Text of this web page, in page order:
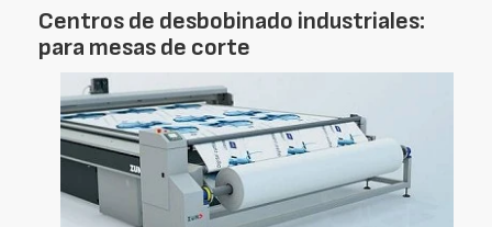
Centros de desbobinado industriales:
para mesas de corte